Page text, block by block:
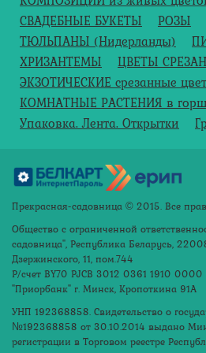
СВАДЕБНЫЕ БУКЕТЫ
РОЗЫ
ТЮЛЬПАНЫ (Нидерланды)
ХРИЗАНТЕМЫ
ЦВЕТЫ
ЭКЗОТИЧЕСКИЕ срезанные
КОМНАТНЫЕ РАСТЕНИЯ в
Упаковка. Лента. Открытки
Прекрасная-садовница © 2015. Все
Общество с ограниченной
садовница", Республика Беларусь,
Дзержинского, 11, пом.744
Р/счет BY70 РЈСВ 3012 0361 1910
"Приорбанк" г. Минск, Кропоткина 91А
УНП 192368858. Свидетельство о
№192368858 от 30.10.2014 выдано
регистрации в Торговом реестре